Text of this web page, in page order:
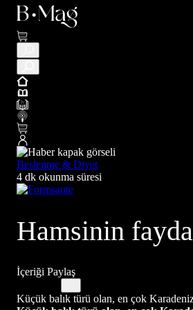
Beslenme & Diyet
4 dk okunma süresi
Hamsinin
İçeriği Paylaş
Küçük balık türü olan, en çok